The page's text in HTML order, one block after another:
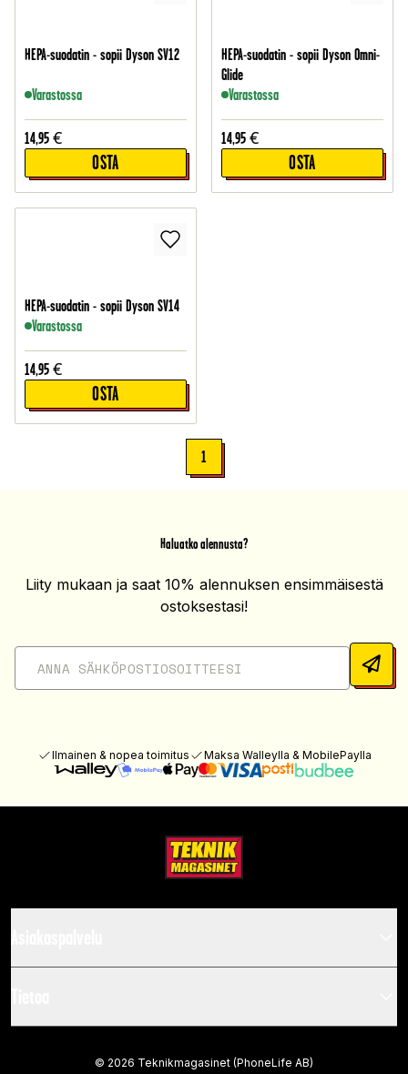
HEPA-suodatin - sopii Dyson SV12
Varastossa
14,95 €
OSTA
HEPA-suodatin - sopii Dyson Omni-
Glide
Varastossa
14,95 €
OSTA
HEPA-suodatin - sopii Dyson SV14
Varastossa
14,95 €
OSTA
1
Haluatko alennusta?
Liity mukaan ja saat 10% alennuksen ensimmäisestä
ostoksestasi!
Ilmainen & nopea toimitus Maksa Walleylla & MobilePaylla
© 2026 Teknikmagasinet (PhoneLife AB)